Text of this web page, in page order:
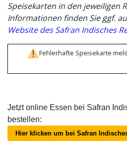
Speisekarten in den jeweiligen
Informationen finden Sie ggf.
Website des Safran Indisches
Fehlerhafte Speisekarte
Jetzt online Essen bei Safran
bestellen:
Hier klicken um bei Safran